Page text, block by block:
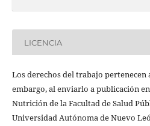
LICENCIA
Los derechos del trabajo
embargo, al enviarlo a publicación
Nutrición de la Facultad de Salud
Universidad Autónoma de Nuevo